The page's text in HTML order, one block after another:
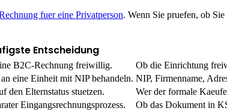
fuer eine Privatperson. Wenn Sie pruefen, ob
Entscheidung
B2C-Rechnung freiwillig.
Ob die Einrichtung
eine Einheit mit NIP behandeln. NIP, Firmenname,
den Elternstatus stuetzen.
Wer der formale
Eingangsrechnungsprozess. Ob das Dokument in